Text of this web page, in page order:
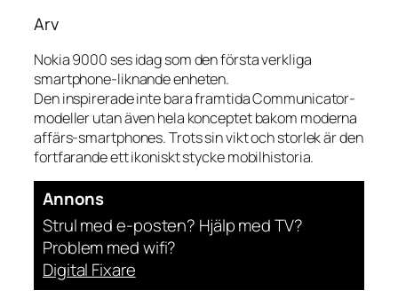
Arv
Nokia 9000 ses idag som den första verkliga
smartphone-liknande enheten.
Den inspirerade inte bara framtida Communicator-
modeller utan även hela konceptet bakom moderna
affärs-smartphones. Trots sin vikt och storlek är den
fortfarande ett ikoniskt stycke mobilhistoria.
Annons
Strul med e-posten? Hjälp med TV?
Problem med wifi?
Digital Fixare